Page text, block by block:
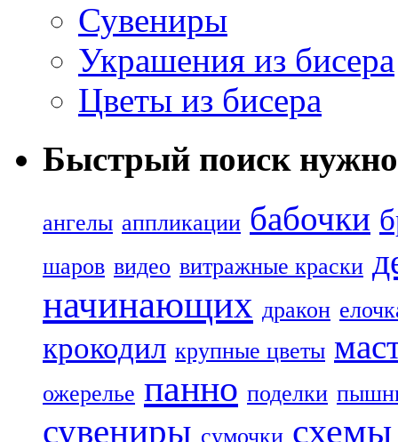
Сувениры
Украшения из бисера
Цветы из бисера
Быстрый поиск
ангелы аппликации бабочки
шаров видео витражные краски
начинающих дракон
крокодил крупные цветы
ожерелье панно поделки
сувениры сумочки схемы